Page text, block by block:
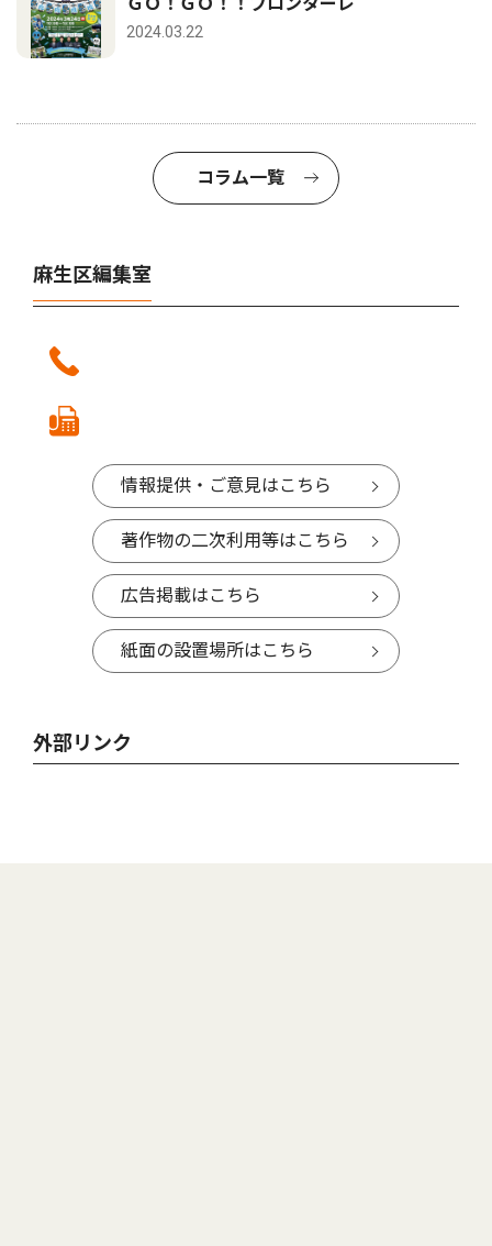
2024.03.22
コラム一覧
麻生区編集室
情報提供・ご意見はこちら
著作物の二次利用等はこちら
広告掲載はこちら
紙面の設置場所はこちら
外部リンク